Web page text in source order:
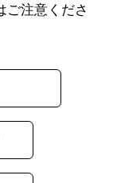
ご注意くださ